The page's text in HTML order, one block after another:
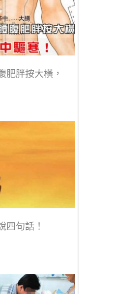
肥胖按大橫，
四句話！